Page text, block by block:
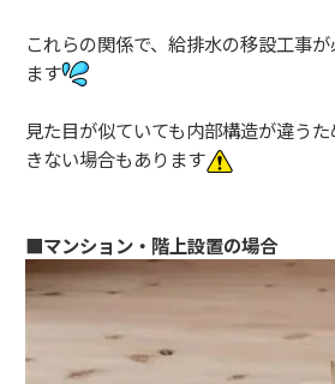
これらの関係で、給排水の移設工事
ます
見た目が似ていても内部構造が違う
きない場合もあります
■マンション・階上設置の場合